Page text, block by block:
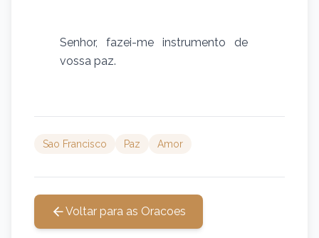
Senhor, fazei-me instrumento de
vossa paz.
Sao Francisco Paz Amor
Voltar para as Oracoes